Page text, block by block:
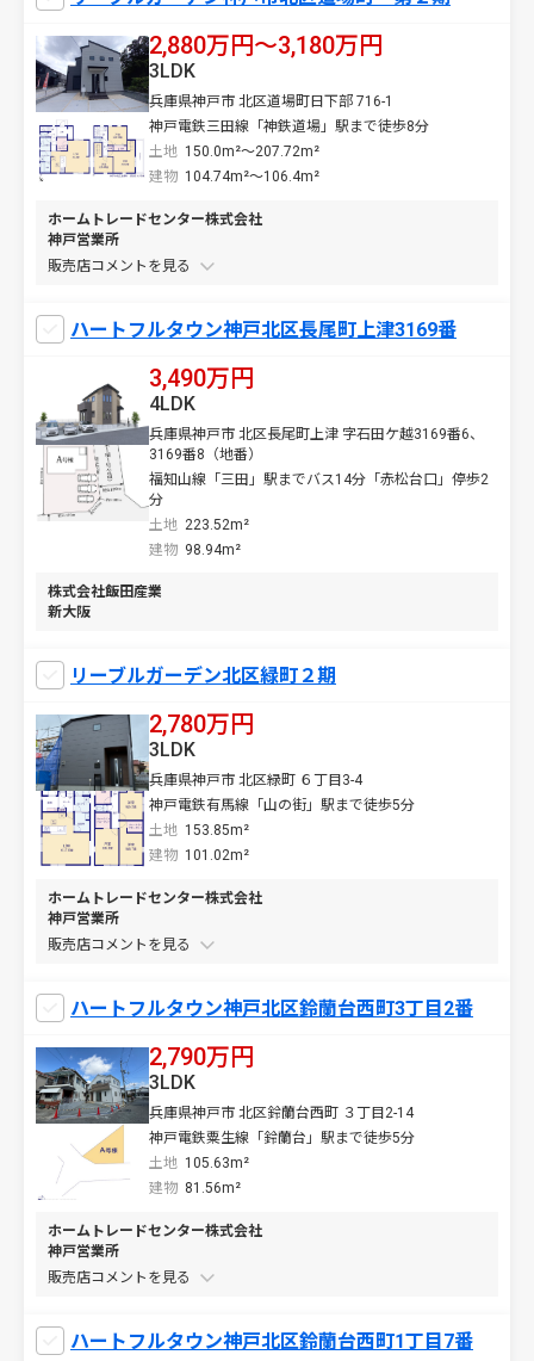
2,880万円〜3,180万円
兵庫県神戸市 北区道場町日下部 716-1
神戸電鉄三田線「神鉄道場」駅まで徒歩8分
土地 150.0m²～207.72m²
3LDK
建物 104.74m²～106.4m²
ホームトレードセンター株式会社
神戸営業所
販売店コメントを
ハートフルタウン神戸北区長尾町上津3169番
3,490万円
兵庫県神戸市 北区長尾町上津 字石田ケ越3169番6、
3169番8（地番）
福知山線「三田」駅までバス14分「赤松台口」停歩2
分
土地 223.52m²
4LDK
建物 98.94m²
株式会社飯田産業
新大阪
リーブルガーデン北区緑町２期
2,780万円
兵庫県神戸市 北区緑町 ６丁目3-4
神戸電鉄有馬線「山の街」駅まで徒歩5分
土地 153.85m²
3LDK
建物 101.02m²
ホームトレードセンター株式会社
神戸営業所
販売店コメントを
ハートフルタウン神戸北区鈴蘭台西町3丁目2番
2,790万円
兵庫県神戸市 北区鈴蘭台西町 ３丁目2-14
神戸電鉄粟生線「鈴蘭台」駅まで徒歩5分
土地 105.63m²
3LDK
建物 81.56m²
ホームトレードセンター株式会社
神戸営業所
販売店コメントを
ハートフルタウン神戸北区鈴蘭台西町1丁目7番